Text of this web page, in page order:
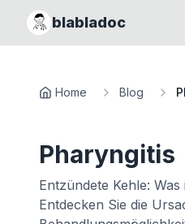
blabladoc
Home Blog
Pharyngitis
Entzündete Kehle:
Entdecken Sie die